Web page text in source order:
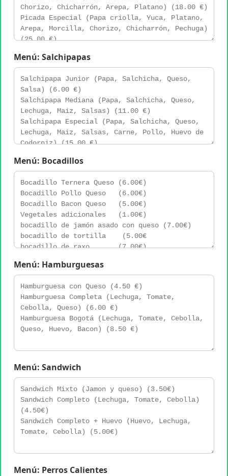
Menú: Salchipapas
Menú: Bocadillos
Menú: Hamburguesas
Menú: Sandwich
Menú: Perros Calientes